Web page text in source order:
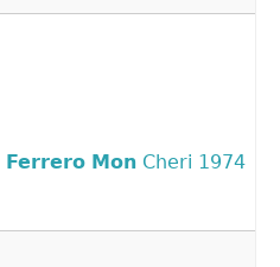
Ferrero Mon Cheri 1974